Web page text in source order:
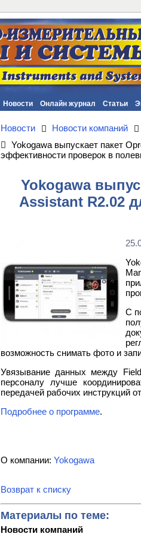
Новости Онлайн журнал Статьи
Новости Новости компаний
Yokogawa выпускает пакет
эффективности проверок в
Yokogawa
Assistant R2.02
С
возможность снимать фото и
Увязывание данных между
персоналу лучше
передачей рабочих инструкций
Подробнее о программе.
О компании: Yokogawa
Возврат к списку
Материалы по теме:
Новости компаний